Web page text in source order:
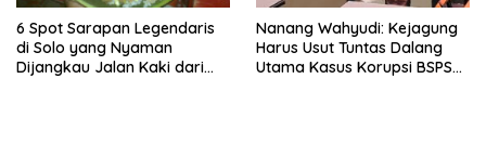
6 Spot Sarapan Legendaris
di Solo yang Nyaman
Dijangkau Jalan Kaki dari
Nanang Wahyudi: Kejagung
Harus Usut Tuntas Dalang
Utama Kasus Korupsi BSPS